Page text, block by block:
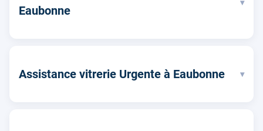
Eaubonne
▾
Assistance vitrerie Urgente à Eaubonne ▾